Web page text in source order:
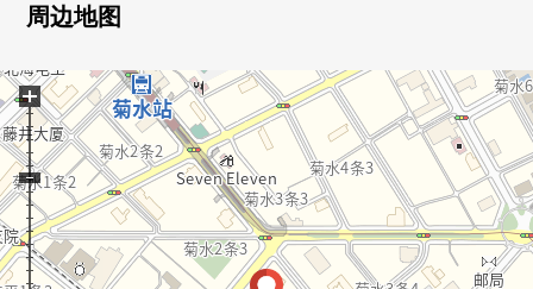
・阳台面积：6.71平米(约2.02坪)
・约13.1张塌塌米LDK
・光照为南西良好
・有洗碗机并且开放式厨房
▼翻新内容(2026年4月完毕)
・地板所有房间张替
・Cross所有房间换新
・组合厨房全部已换新
周边地图
+